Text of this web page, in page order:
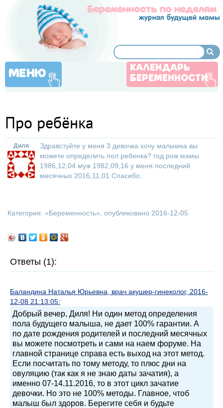
МЕНЮ
КАЛЕНДАРЬ
БЕРЕМЕННОСТИ
Про ребёнка
Диля
Здравстуйте у меня 3 девочка хочу мальчика вы
можете определить пол ребенка? год рож мамы
1986,12,04 муж 1982,09,16 у меня последний
месячных 2016,11,01 Спасибо.
Категория: «Беременность», опубликовано 2016-12-05
Ответы (1):
Баландина Наталья Юрьевна, врач акушер-гинеколог, 2016-
12-08 21:13:05:
Добрый вечер, Диля! Ни один метод определения
пола будущего малыша, не дает 100% гарантии. А
по дате рождения родителей и последний месячных
вы можете посмотреть и сами на наем форуме. На
главной странице справа есть выход на этот метод.
Если посчитать по тому методу, то плюс дни на
овуляцию (так как я не знаю даты зачатия), а
именно 07-14.11.2016, то в этот цикл зачатие
девочки. Но это не 100% методы. Главное, чтоб
малыш был здоров. Берегите себя и будьте